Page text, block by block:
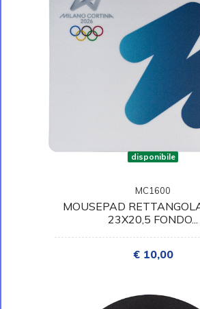
disponibile
MC1600
MOUSEPAD
23X20,5 FONDO...
€ 10,00